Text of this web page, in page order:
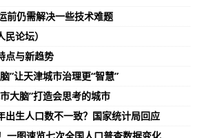
前仍需解决一些技术难题
论坛）
点与新趋势
”让天津城市治理更“智慧”
大脑”打造会思考的城市
出生人口数不一致？国家统计局回应